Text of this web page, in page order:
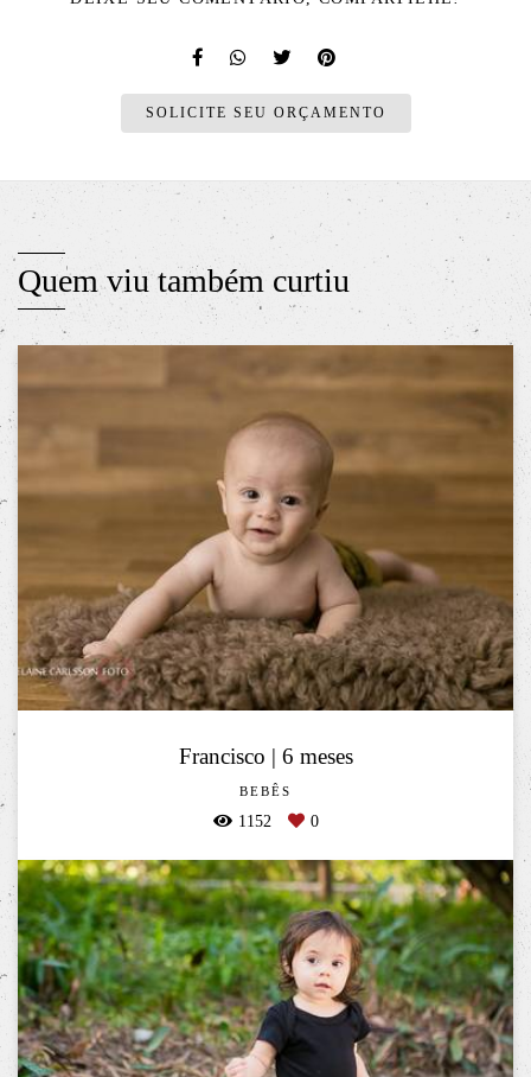
SOLICITE SEU ORÇAMENTO
Quem viu também curtiu
Francisco | 6 meses
BEBÊS
1152 0